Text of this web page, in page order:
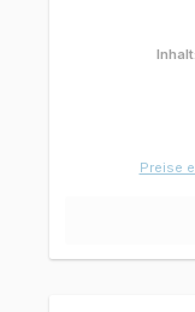
Inhalt:
Preise